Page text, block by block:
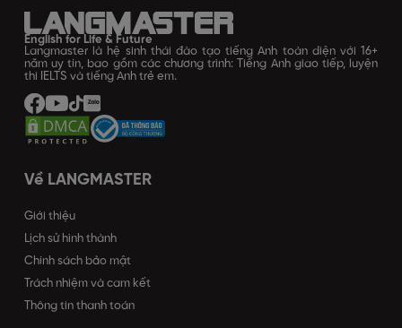
English for Life & Future
Langmaster là hệ sinh thái đào tạo tiếng Anh toàn diện với 16+
năm uy tín, bao gồm các chương trình: Tiếng Anh giao tiếp, luyện
thi IELTS và tiếng Anh trẻ em.
Về LANGMASTER
Giới thiệu
Lịch sử hình thành
Chính sách bảo mật
Trách nhiệm và cam kết
Thông tin thanh toán